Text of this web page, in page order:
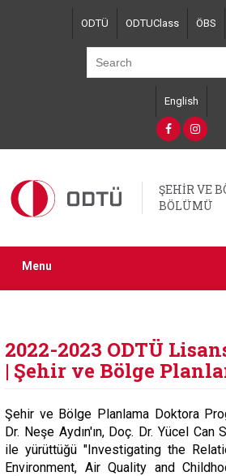
ODTÜ ODTUClass ÖBS
English
ŞEHİR VE
BÖLÜMÜ
Menu
2022-2023 ODTÜ
| Şehir ve Bölge
Şehir ve Bölge Planlama Doktora
Dr. Neşe Aydın'ın, Doç. Dr. Yücel Can
ile yürüttüğü "Investigating the
Environment, Air Quality and